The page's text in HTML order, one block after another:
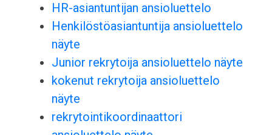
HR-asiantuntijan ansioluettelo
Henkilöstöasiantuntija ansioluettelo
näyte
Junior rekrytoija ansioluettelo näyte
kokenut rekrytoija ansioluettelo
näyte
rekrytointikoordinaattori